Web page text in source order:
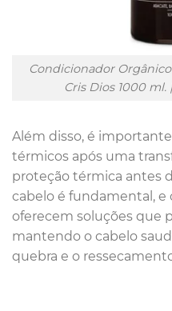
Condicionador
Cris Dios 1000 ml.
Além disso, é
térmicos após uma
proteção térmica antes
cabelo é fundamental, e
oferecem soluções que
mantendo o cabelo
quebra e o